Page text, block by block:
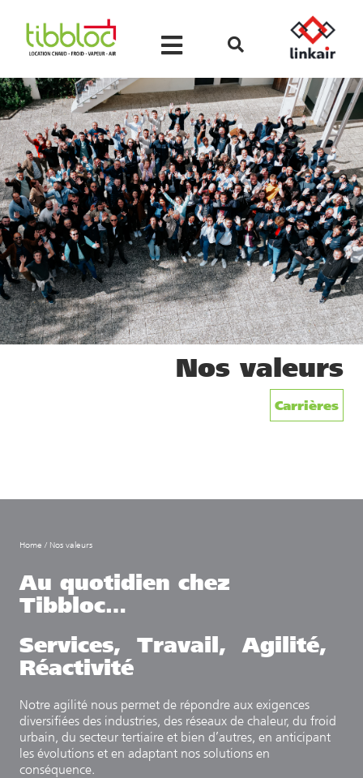
Home / Nos valeurs
Au quotidien chez
Tibbloc…
Services, Travail,Agilité,
Réactivité
Notre agilité nous permet de répondre aux exigences
diversifiées des industries, des réseaux de chaleur, du froid
urbain, du secteur tertiaire et bien d’autres, en anticipant
les évolutions et en adaptant nos solutions en
conséquence.
Nos valeurs
Carrières